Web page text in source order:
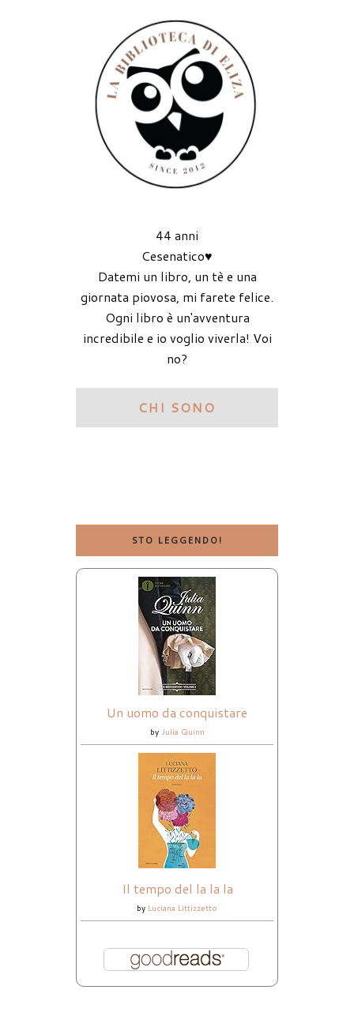
44 anni
Cesenatico♥
Datemi un libro, un tè e una
giornata piovosa, mi farete felice.
Ogni libro è un'avventura
incredibile e io voglio viverla! Voi
no?
CHI SONO
STO LEGGENDO!
Un uomo da conquistare
by Julia Quinn
Il tempo del la la la
by Luciana Littizzetto